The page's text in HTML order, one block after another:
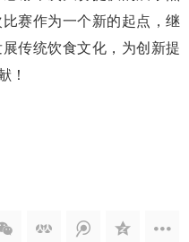
赛作为一个新的起点，继
传统饮食文化，为创新提
！